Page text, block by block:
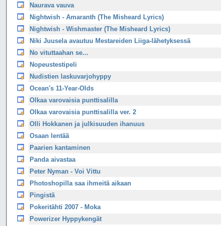
Naurava vauva
Nightwish - Amaranth (The Misheard Lyrics)
Nightwish - Wishmaster (The Misheard Lyrics)
Niki Juusela avautuu Mestareiden Liiga-lähetyksessä
No vituttaahan se...
Nopeustestipeli
Nudistien laskuvarjohyppy
Ocean's 11-Year-Olds
Olkaa varovaisia punttisalilla
Olkaa varovaisia punttisalilla ver. 2
Olli Hokkanen ja julkisuuden ihanuus
Osaan lentää
Paarien kantaminen
Panda aivastaa
Peter Nyman - Voi Vittu
Photoshopilla saa ihmeitä aikaan
Pingistä
Pokeritähti 2007 - Moka
Powerizer Hyppykengät